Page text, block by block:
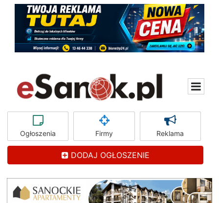
Ogłoszenia Firmy Reklama
DODAJ OGŁOSZENIE